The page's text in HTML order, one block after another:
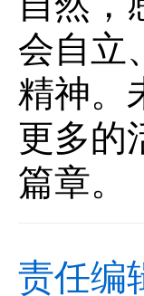
会自立
精神。
更多的
篇章。
责任编